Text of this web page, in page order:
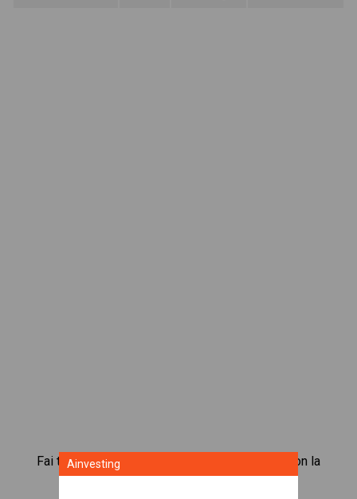
Fai trading in oltre 1.000 azioni internazionali con la
piattaforma di trading in CFD di Ainvesting.
Ainvesting